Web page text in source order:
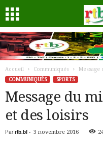
Accueil Communiqués
COMMUNIQUÉS
SPORTS
Message du
et des loisirs
Par rtb.bf- 3 novembre 2016